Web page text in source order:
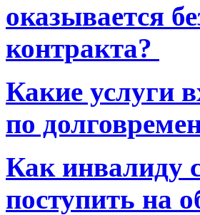
оказывается
контракта?
Какие услуги
по
Как инвалиду
поступить на